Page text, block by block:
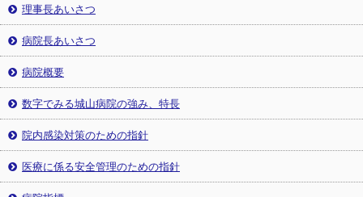
理事長あいさつ
病院長あいさつ
病院概要
数字でみる城山病院の強み、特長
院内感染対策のための指針
医療に係る安全管理のための指針